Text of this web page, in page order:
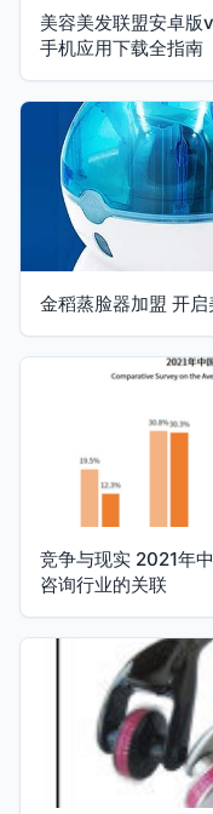
美容美发联盟安卓版
手机应用下载全指南
金稻蒸脸器加盟 开
竞争与现实 2021年
咨询行业的关联